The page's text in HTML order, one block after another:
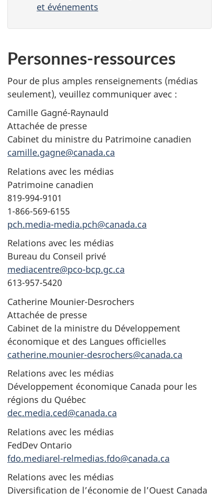
et événements
Personnes-ressources
Pour de plus amples renseignements (médias
seulement), veuillez communiquer avec :
Camille Gagné-Raynauld
Attachée de presse
Cabinet du ministre du Patrimoine canadien
camille.gagne@canada.ca
Relations avec les médias
Patrimoine canadien
819-994-9101
1-866-569-6155
pch.media-media.pch@canada.ca
Relations avec les médias
Bureau du Conseil privé
mediacentre@pco-bcp.gc.ca
613-957-5420
Catherine Mounier-Desrochers
Attachée de presse
Cabinet de la ministre du Développement
économique et des Langues officielles
catherine.mounier-desrochers@canada.ca
Relations avec les médias
Développement économique Canada pour les
régions du Québec
dec.media.ced@canada.ca
Relations avec les médias
FedDev Ontario
fdo.mediarel-relmedias.fdo@canada.ca
Relations avec les médias
Diversification de l’économie de l’Ouest Canada